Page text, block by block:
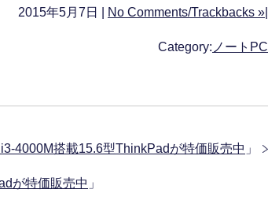
2015年5月7日 | No Comments/Trackbacks »
Category: ノートPC
4000M搭載15.6型ThinkPadが特価販売中 」
が特価販売中 」